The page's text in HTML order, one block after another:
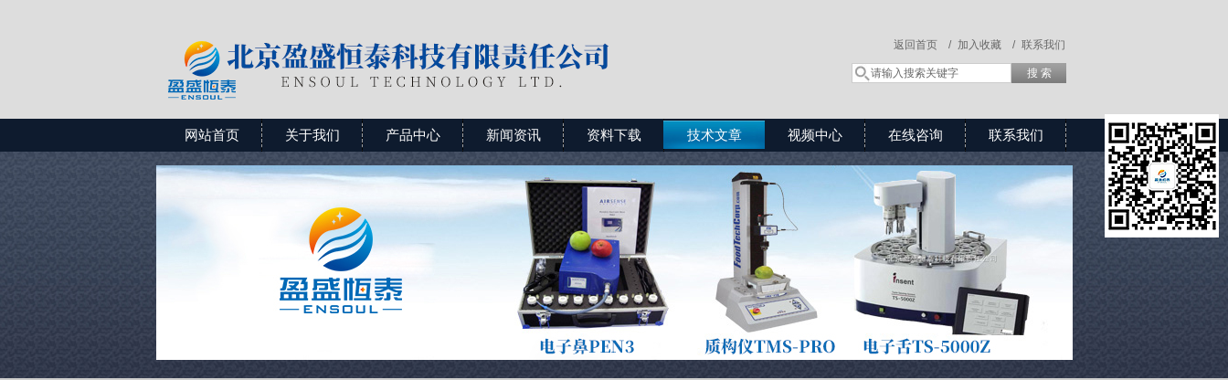
联系我们
加入收藏 /
返回首页 /
网站首页 关于我们 产品中心 新闻资讯 资料下载 技术文章 视频中心 在线咨询 联系我们